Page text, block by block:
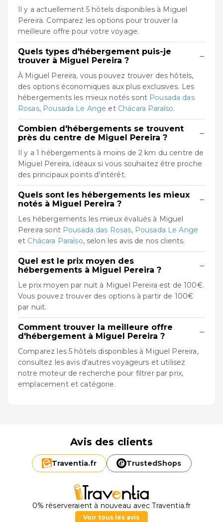
Il y a actuellement 5 hôtels disponibles à Miguel
Pereira. Comparez les options pour trouver la
meilleure offre pour votre voyage.
Quels types d'hébergement puis-je
trouver à Miguel Pereira ?
−
À Miguel Pereira, vous pouvez trouver des hôtels,
des options économiques aux plus exclusives. Les
hébergements les mieux notés sont Pousada das
Rosas, Pousada Le Ange et Chácara Paraíso.
Combien d'hébergements se trouvent
près du centre de Miguel Pereira ?
−
Il y a 1 hébergements à moins de 2 km du centre de
Miguel Pereira, idéaux si vous souhaitez être proche
des principaux points d'intérêt.
Quels sont les hébergements les mieux
notés à Miguel Pereira ?
−
Les hébergements les mieux évalués à Miguel
Pereira sont Pousada das Rosas, Pousada Le Ange
et Chácara Paraíso, selon les avis de nos clients.
Quel est le prix moyen des
hébergements à Miguel Pereira ?
−
Le prix moyen par nuit à Miguel Pereira est de 100€.
Vous pouvez trouver des options à partir de 100€
par nuit.
Comment trouver la meilleure offre
d'hébergement à Miguel Pereira ?
−
Comparez les 5 hôtels disponibles à Miguel Pereira,
consultez les avis d'autres voyageurs et utilisez
notre moteur de recherche pour filtrer par prix,
emplacement et catégorie.
Avis des clients
Traventia.fr TrustedShops
0% réserveraient à nouveau avec Traventia.fr
Voir tous les avis